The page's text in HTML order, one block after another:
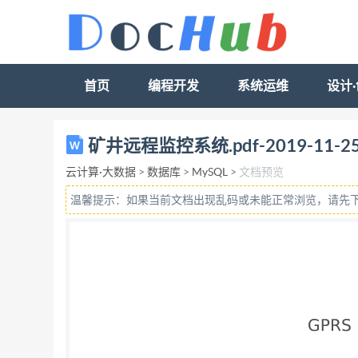
首页 编程开发 系统运维 设计
GPRS RTU 矿井远程监控系统 目前，煤炭是
60 多万平方公里，占国土面积的 6%。 我国
等地下大型矿井的安全监测成为了矿井安全
线 路，基于 GPRS 网络的 GPRS RTU 便于
似于一种无线的 专线网络； 3)以流量收费，
矿井远程监控系统.pdf-2019-11-
云计算·大数据 >数据库 > MySQL > 文档预览
温馨提示：如果当前文档出现乱码或未能正常浏览，请先